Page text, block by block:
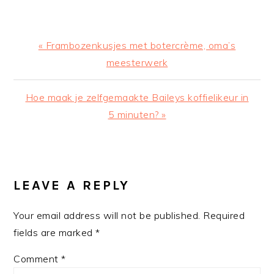
Previous
« Frambozenkusjes met botercrème, oma’s
meesterwerk
Next
Hoe maak je zelfgemaakte Baileys koffielikeur in
5 minuten? »
INTERACTIONS
LEAVE A REPLY
Your email address will not be published. Required
fields are marked*
Comment*